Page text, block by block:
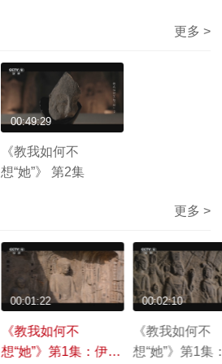
更多 >
《教我如何不
想“她”》 第2集
00:49:29
更多 >
《教我如何不
想“她”》第1集：伊阙
00:01:22
《教我如何不
想“她”》第1集
00:02:10